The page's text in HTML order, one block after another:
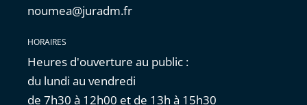
noumea@juradm.fr
HORAIRES
Heures d'ouverture au public :
du lundi au vendredi
de 7h30 à 12h00 et de 13h à 15h30